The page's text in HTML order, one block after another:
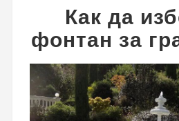
Как да
фонтан за